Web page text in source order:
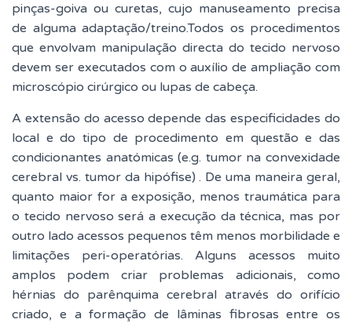
pinças-goiva ou curetas, cujo manuseamento precisa
de alguma adaptação/treino.Todos os procedimentos
que envolvam manipulação directa do tecido nervoso
devem ser executados com o auxílio de ampliação com
microscópio cirúrgico ou lupas de cabeça.
A extensão do acesso depende das especificidades do
local e do tipo de procedimento em questão e das
condicionantes anatómicas (e.g. tumor na convexidade
cerebral vs. tumor da hipófise) . De uma maneira geral,
quanto maior for a exposição, menos traumática para
o tecido nervoso será a execução da técnica, mas por
outro lado acessos pequenos têm menos morbilidade e
limitações peri-operatórias. Alguns acessos muito
amplos podem criar problemas adicionais, como
hérnias do parênquima cerebral através do orifício
criado, e a formação de lâminas fibrosas entre os